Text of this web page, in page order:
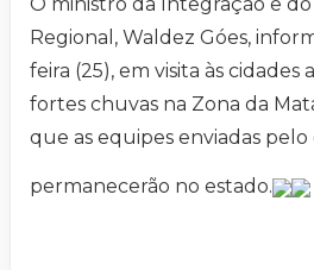
Regional, Waldez Góes,
feira (25), em visita às cidades
fortes chuvas na Zona da
que as equipes enviadas
permanecerão no estado.